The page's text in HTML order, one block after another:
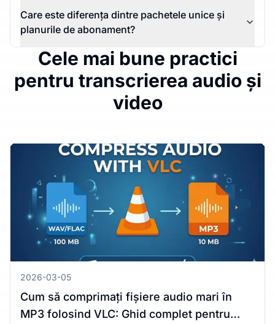
Care este diferența dintre pachetele unice și
planurile de abonament?
Cele mai bune practici
pentru transcrierea audio și
video
2026-03-05
Cum să comprimați fișiere audio mari în
MP3 folosind VLC: Ghid complet pentru